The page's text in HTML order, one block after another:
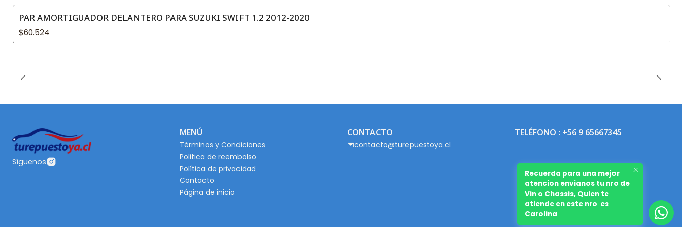
PAR AMORTIGUADOR DELANTERO PARA SUZUKI SWIFT 1.2 2012-2020
$60.524
Síguenos
MENÚ
Términos y Condiciones
Politica de reembolso
Política de privacidad
Contacto
Página de inicio
CONTACTO
contacto@turepuestoya.cl
TELÉFONO : +56 9 65667345
Recuerda para una mejor
atencion envianos tu nro de
Vin o Chassis, Quien te
atiende en este nro es
Carolina